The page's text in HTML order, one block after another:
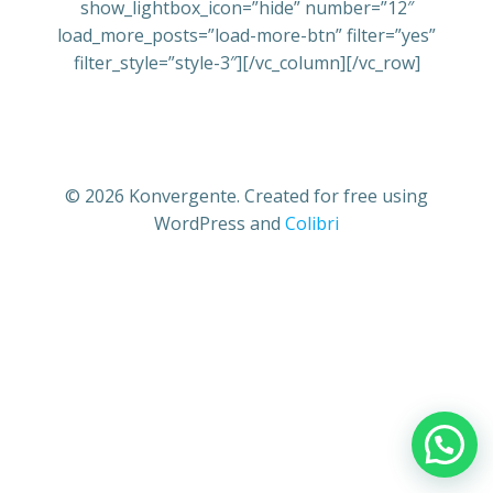
show_lightbox_icon=”hide” number=”12″
load_more_posts=”load-more-btn” filter=”yes”
filter_style=”style-3″][/vc_column][/vc_row]
© 2026 Konvergente. Created for free using
WordPress and Colibri